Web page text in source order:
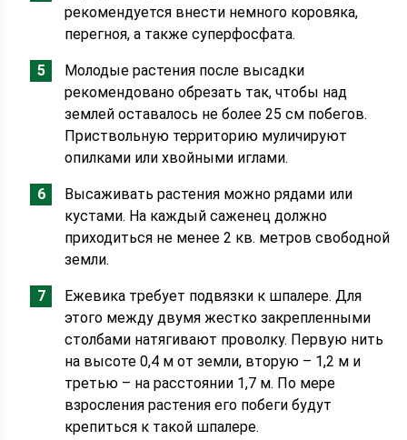
рекомендуется внести немного коровяка,
перегноя, а также суперфосфата.
Молодые растения после высадки
рекомендовано обрезать так, чтобы над
землей оставалось не более 25 см побегов.
Приствольную территорию муличируют
опилками или хвойными иглами.
Высаживать растения можно рядами или
кустами. На каждый саженец должно
приходиться не менее 2 кв. метров свободной
земли.
Ежевика требует подвязки к шпалере. Для
этого между двумя жестко закрепленными
столбами натягивают проволку. Первую нить
на высоте 0,4 м от земли, вторую – 1,2 м и
третью – на расстоянии 1,7 м. По мере
взросления растения его побеги будут
крепиться к такой шпалере.